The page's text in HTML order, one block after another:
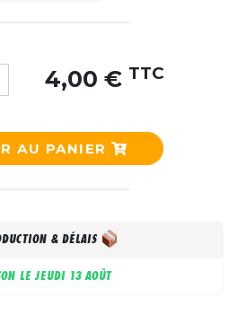
4,00 € TTC
AU PANIER
& DÉLAIS
LEJEUDI 13 AOÛT